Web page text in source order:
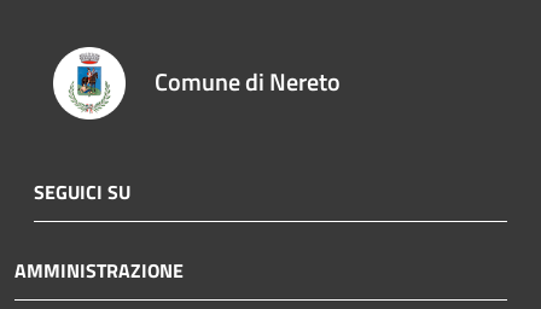
Comune di Nereto
SEGUICI SU
AMMINISTRAZIONE